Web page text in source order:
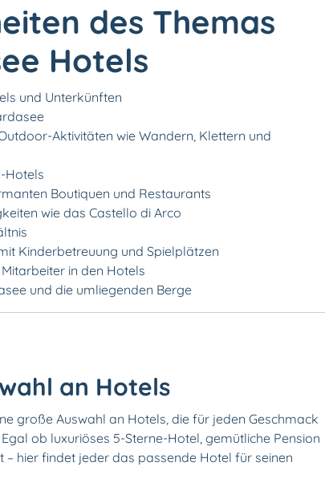
des Themas
Hotels
und Unterkünften
Aktivitäten wie Wandern, Klettern und
Hotels
Boutiquen und Restaurants
wie das Castello di Arco
Kinderbetreuung und Spielplätzen
in den Hotels
und die umliegenden Berge
an Hotels
große Auswahl an Hotels, die für jeden Geschmack
ob luxuriöses 5-Sterne-Hotel, gemütliche Pension
hier findet jeder das passende Hotel für seinen